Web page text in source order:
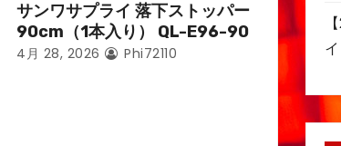
サンワサプライ 落下ストッパー
90cm（1本入り） QL-E96-90
4月 28, 2026 Phi72110